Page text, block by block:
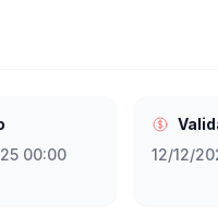
00:00
12/12/